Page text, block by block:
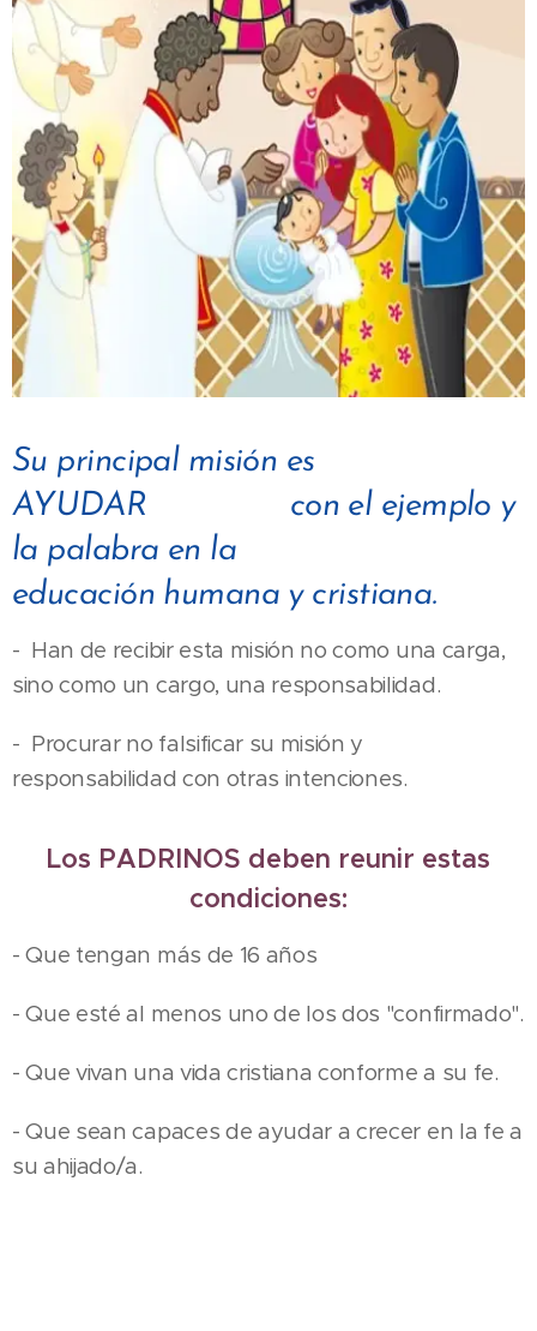
Su principal misión es
AYUDAR con el ejemplo y
la palabra en la
educación humana y cristiana.
- Han de recibir esta misión no como una carga,
sino como un cargo, una responsabilidad.
- Procurar no falsificar su misión y
responsabilidad con otras intenciones.
Los PADRINOS deben reunir estas
condiciones:
- Que tengan más de 16 años
- Que esté al menos uno de los dos "confirmado".
- Que vivan una vida cristiana conforme a su fe.
- Que sean capaces de ayudar a crecer en la fe a
su ahijado/a.